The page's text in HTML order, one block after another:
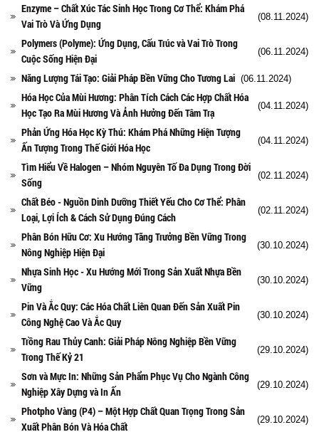
Enzyme – Chất Xúc Tác Sinh Học Trong Cơ Thể: Khám Phá
Vai Trò Và Ứng Dụng
(08.11.2024)
Polymers (Polyme): Ứng Dụng, Cấu Trúc và Vai Trò Trong
Cuộc Sống Hiện Đại
(06.11.2024)
Năng Lượng Tái Tạo: Giải Pháp Bền Vững Cho Tương Lai (06.11.2024)
Hóa Học Của Mùi Hương: Phân Tích Cách Các Hợp Chất Hóa
Học Tạo Ra Mùi Hương Và Ảnh Hưởng Đến Tâm Trạ
(04.11.2024)
Phản Ứng Hóa Học Kỳ Thú: Khám Phá Những Hiện Tượng
Ấn Tượng Trong Thế Giới Hóa Học
(04.11.2024)
Tìm Hiểu Về Halogen – Nhóm Nguyên Tố Đa Dụng Trong Đời
Sống
(02.11.2024)
Chất Béo - Nguồn Dinh Dưỡng Thiết Yếu Cho Cơ Thể: Phân
Loại, Lợi Ích & Cách Sử Dụng Đúng Cách
(02.11.2024)
Phân Bón Hữu Cơ: Xu Hướng Tăng Trưởng Bền Vững Trong
Nông Nghiệp Hiện Đại
(30.10.2024)
Nhựa Sinh Học - Xu Hướng Mới Trong Sản Xuất Nhựa Bền
Vững
(30.10.2024)
Pin Và Ắc Quy: Các Hóa Chất Liên Quan Đến Sản Xuất Pin
Công Nghệ Cao Và Ắc Quy
(30.10.2024)
Trồng Rau Thủy Canh: Giải Pháp Nông Nghiệp Bền Vững
Trong Thế Kỷ 21
(29.10.2024)
Sơn và Mực In: Những Sản Phẩm Phục Vụ Cho Ngành Công
Nghiệp Xây Dựng và In Ấn
(29.10.2024)
Photpho Vàng (P4) – Một Hợp Chất Quan Trọng Trong Sản
Xuất Phân Bón Và Hóa Chất
(29.10.2024)